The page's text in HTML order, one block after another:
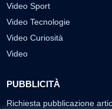
Video Sport
Video Tecnologie
Video Curiosità
Video
PUBBLICITÀ
Richiesta pubblicazione